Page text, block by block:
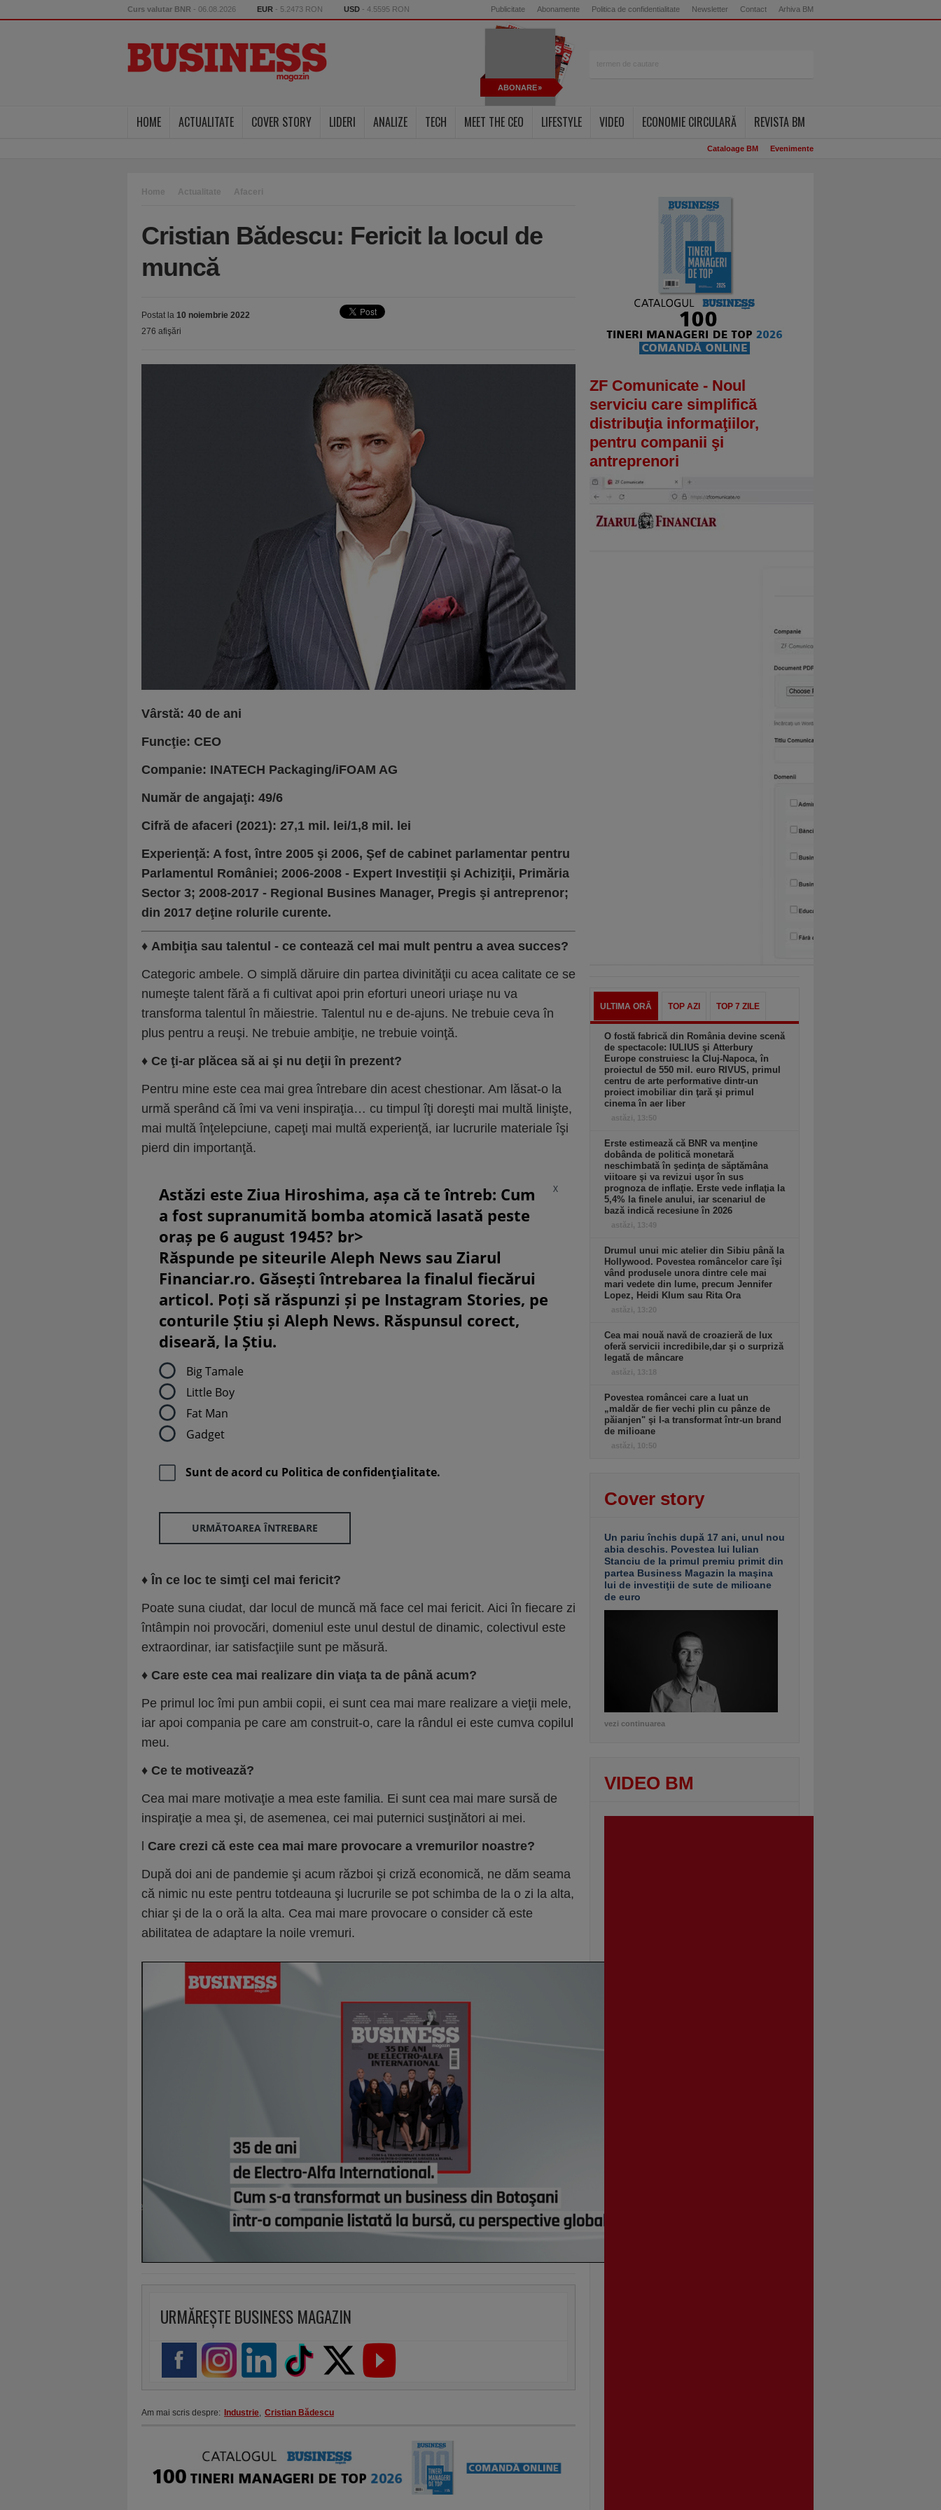
Curs valutar BNR - 06.08.2026 EUR - 5.2473 RON USD - 4.5595 RON Publicitate Abonamente Politica de confidentialitate Newsletter Contact Arhiva BM
ABONARE
HOME ACTUALITATE COVER STORY LIDERI ANALIZE TECH MEET THE CEO LIFESTYLE VIDEO ECONOMIE CIRCULARĂ REVISTA BM
Cataloage BM Evenimente
Home Actualitate Afaceri
Cristian Bădescu: Fericit la locul de
muncă
Postat la 10 noiembrie 2022
276 afişări
Vârstă: 40 de ani
Funcţie: CEO
Companie: INATECH Packaging/iFOAM AG
Număr de angajaţi: 49/6
Cifră de afaceri (2021): 27,1 mil. lei/1,8 mil. lei
Experienţă: A fost, între 2005 şi 2006, Şef de cabinet parlamentar pentru
Parlamentul României; 2006-2008 - Expert Investiţii şi Achiziţii, Primăria
Sector 3; 2008-2017 - Regional Busines Manager, Pregis şi antreprenor;
din 2017 deţine rolurile curente.
♦ Ambiţia sau talentul - ce contează cel mai mult pentru a avea succes?
Categoric ambele. O simplă dăruire din partea divinităţii cu acea calitate ce se
numeşte talent fără a fi cultivat apoi prin eforturi uneori uriaşe nu va
transforma talentul în măiestrie. Talentul nu e de-ajuns. Ne trebuie ceva în
plus pentru a reuşi. Ne trebuie ambiţie, ne trebuie voinţă.
♦ Ce ţi-ar plăcea să ai şi nu deţii în prezent?
Pentru mine este cea mai grea întrebare din acest chestionar. Am lăsat-o la
urmă sperând că îmi va veni inspiraţia… cu timpul îţi doreşti mai multă linişte,
mai multă înţelepciune, capeţi mai multă experienţă, iar lucrurile materiale îşi
pierd din importanţă.
X
Astăzi este Ziua Hiroshima, așa că te întreb: Cum
a fost supranumită bomba atomică lasată peste
oraș pe 6 august 1945? br>
Răspunde pe siteurile Aleph News sau Ziarul
Financiar.ro. Găsești întrebarea la finalul fiecărui
articol. Poți să răspunzi și pe Instagram Stories, pe
conturile Știu și Aleph News. Răspunsul corect,
diseară, la Știu.
Big Tamale
Little Boy
Fat Man
Gadget
Sunt de acord cu Politica de confidenţialitate.
URMĂTOAREA ÎNTREBARE
♦ În ce loc te simţi cel mai fericit?
Poate suna ciudat, dar locul de muncă mă face cel mai fericit. Aici în fiecare zi
întâmpin noi provocări, domeniul este unul destul de dinamic, colectivul este
extraordinar, iar satisfacţiile sunt pe măsură.
♦ Care este cea mai realizare din viaţa ta de până acum?
Pe primul loc îmi pun ambii copii, ei sunt cea mai mare realizare a vieţii mele,
iar apoi compania pe care am construit-o, care la rândul ei este cumva copilul
meu.
♦ Ce te motivează?
Cea mai mare motivaţie a mea este familia. Ei sunt cea mai mare sursă de
inspiraţie a mea şi, de asemenea, cei mai puternici susţinători ai mei.
Care crezi că este cea mai mare provocare a vremurilor noastre?
După doi ani de pandemie şi acum război şi criză economică, ne dăm seama
că nimic nu este pentru totdeauna şi lucrurile se pot schimba de la o zi la alta,
chiar şi de la o oră la alta. Cea mai mare provocare o consider că este
abilitatea de adaptare la noile vremuri.
URMĂREȘTE BUSINESS MAGAZIN
Am mai scris despre: Industrie, Cristian Bădescu
ZF Comunicate - Noul
serviciu care simplifică
distribuţia informaţiilor,
pentru companii şi
antreprenori
ULTIMA ORĂ TOP AZI TOP 7 ZILE
O fostă fabrică din România devine scenă
de spectacole: IULIUS şi Atterbury
Europe construiesc la Cluj-Napoca, în
proiectul de 550 mil. euro RIVUS, primul
centru de arte performative dintr-un
proiect imobiliar din ţară şi primul
cinema în aer liber
astăzi, 13:50
Erste estimează că BNR va menţine
dobânda de politică monetară
neschimbată în şedinţa de săptămâna
viitoare şi va revizui uşor în sus
prognoza de inflaţie. Erste vede inflaţia la
5,4% la finele anului, iar scenariul de
bază indică recesiune în 2026
astăzi, 13:49
Drumul unui mic atelier din Sibiu până la
Hollywood. Povestea româncelor care îşi
vând produsele unora dintre cele mai
mari vedete din lume, precum Jennifer
Lopez, Heidi Klum sau Rita Ora
astăzi, 13:20
Cea mai nouă navă de croazieră de lux
oferă servicii incredibile,dar şi o surpriză
legată de mâncare
astăzi, 13:18
Povestea româncei care a luat un
„maldăr de fier vechi plin cu pânze de
păianjen" şi l-a transformat într-un brand
de milioane
astăzi, 10:50
Cover story
Un pariu închis după 17 ani, unul nou
abia deschis. Povestea lui Iulian
Stanciu de la primul premiu primit din
partea Business Magazin la maşina
lui de investiţii de sute de milioane
de euro
vezi continuarea
VIDEO BM